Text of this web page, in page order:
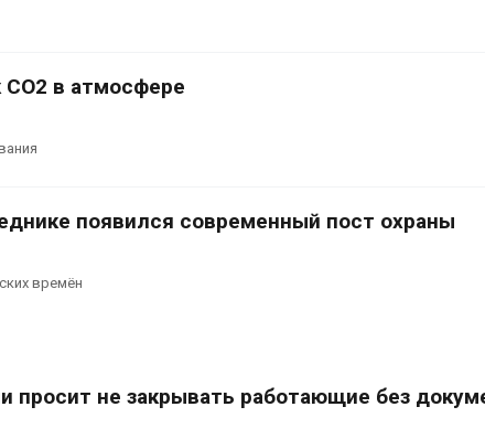
в атмосфере
появился современный пост охраны
времён
просит не закрывать работающие без